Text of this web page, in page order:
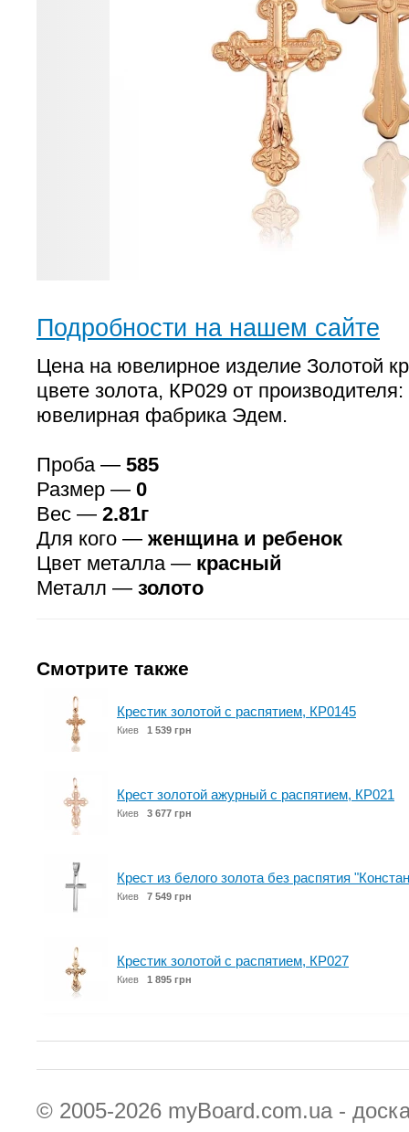
Подробности на нашем сайте
Цена на ювелирное изделие Золотой
цвете золота, КР029 от
ювелирная фабрика Эдем.
Проба — 585
Размер — 0
Вес — 2.81г
Для кого — женщина и ребенок
Цвет металла — красный
Металл — золото
Смотрите также
Крестик золотой с распятием, КР0145
Киев 1 539 грн
Крест золотой ажурный с распятием, КР021
Киев 3 677 грн
Крест из белого золота без распятия
Киев 7 549 грн
Крестик золотой с распятием, КР027
Киев 1 895 грн
© 2005-2026 myBoard.com.ua -